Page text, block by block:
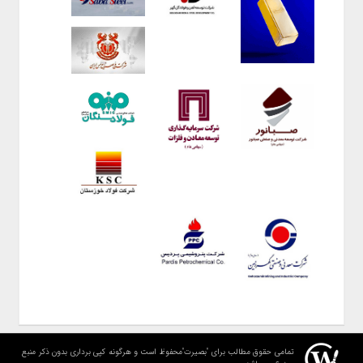
تمامی حقوق مطالب برای "بصیرت"محفوظ است و هرگونه کپی برداری بدون ذکر منبع